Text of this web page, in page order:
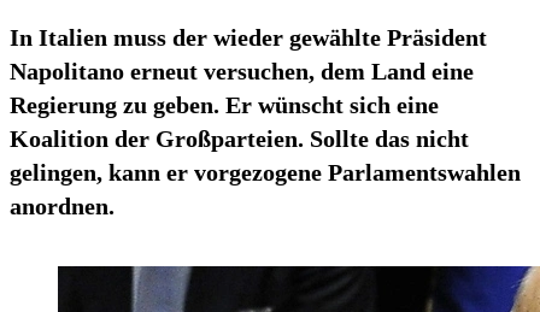
In Italien muss der wieder gewählte Präsident
Napolitano erneut versuchen, dem Land eine
Regierung zu geben. Er wünscht sich eine
Koalition der Großparteien. Sollte das nicht
gelingen, kann er vorgezogene Parlamentswahlen
anordnen.